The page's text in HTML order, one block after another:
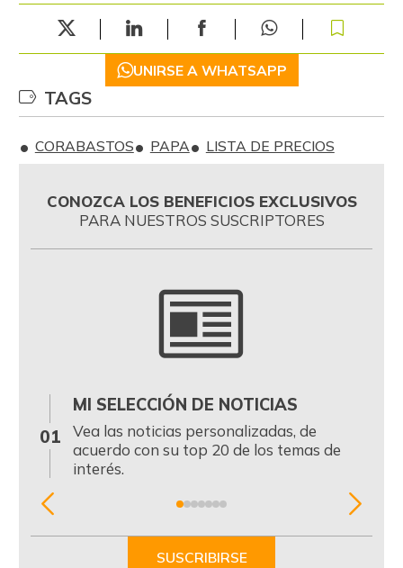
UNIRSE A WHATSAPP
TAGS
CORABASTOS PAPA LISTA DE PRECIOS
CONOZCA LOS BENEFICIOS EXCLUSIVOS
PARA NUESTROS SUSCRIPTORES
01
MI SELECCIÓN DE NOTICIAS
Vea las noticias personalizadas, de
acuerdo con su top 20 de los temas de
interés.
Item
SUSCRIBIRSE